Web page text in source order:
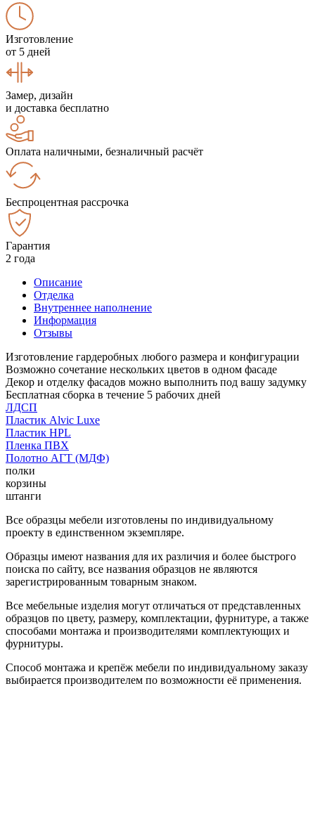
Изготовление
от 5 дней
Замер, дизайн
и доставка бесплатно
Оплата наличными, безналичный расчёт
Беспроцентная рассрочка
Гарантия
2 года
Описание
Отделка
Внутреннее наполнение
Информация
Отзывы
Изготовление гардеробных любого размера и конфигурации
Возможно сочетание нескольких цветов в одном фасаде
Декор и отделку фасадов можно выполнить под вашу задумку
Бесплатная сборка в течение 5 рабочих дней
ЛДСП
Пластик Alvic Luxe
Пластик HPL
Пленка ПВХ
Полотно АГТ (МДФ)
полки
корзины
штанги
Все образцы мебели изготовлены по индивидуальному
проекту в единственном экземпляре.
Образцы имеют названия для их различия и более быстрого
поиска по сайту, все названия образцов не являются
зарегистрированным товарным знаком.
Все мебельные изделия могут отличаться от представленных
образцов по цвету, размеру, комплектации, фурнитуре, а также
способами монтажа и производителями комплектующих и
фурнитуры.
Способ монтажа и крепёж мебели по индивидуальному заказу
выбирается производителем по возможности её применения.